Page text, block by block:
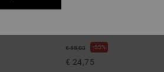
€ 55,00 55%
€ 24,75